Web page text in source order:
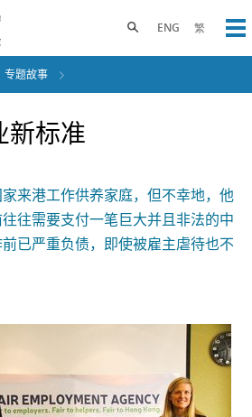
ENG 繁
Toggle search panel
专题故事
新标准
来港工作供养家庭，但不幸地，他
往需要支付一笔巨大并且非法的中
已严重负债，即使被雇主虐待也不